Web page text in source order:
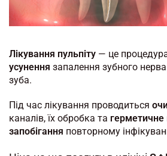
Лікування пульпіту — це
усунення запалення зубного
зуба.
Під час лікування проводиться
каналів, їх обробка та герметичне
запобігання повторному